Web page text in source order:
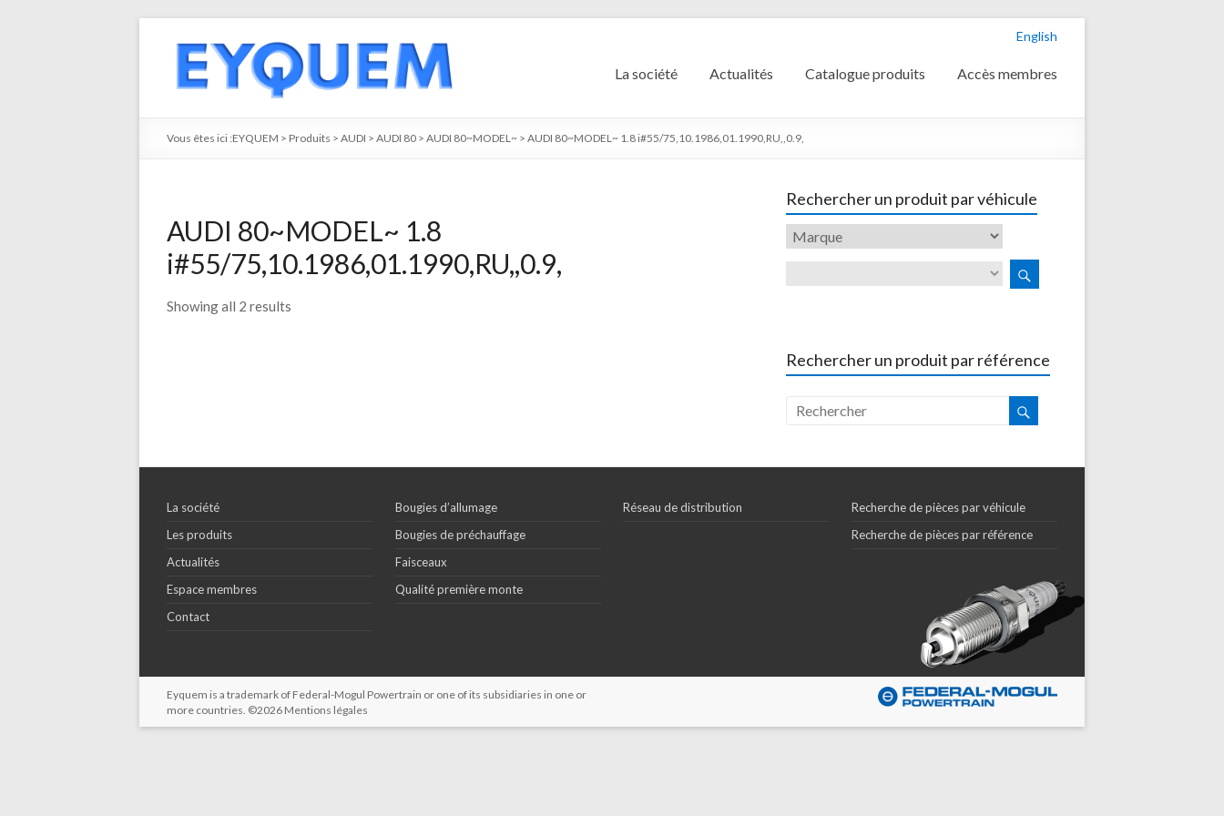
English
La société Actualités Catalogue produits Accès membres
Vous êtes ici :EYQUEM > Produits > AUDI > AUDI 80 > AUDI 80~MODEL~ > AUDI 80~MODEL~ 1.8 i#55/75,10.1986,01.1990,RU,,0.9,
AUDI 80~MODEL~ 1.8
i#55/75,10.1986,01.1990,RU,,0.9,
Showing all 2 results
Rechercher un produit par véhicule
Rechercher un produit par référence
La société
Les produits
Actualités
Espace membres
Contact
Bougies d’allumage
Bougies de préchauffage
Faisceaux
Qualité première monte
Réseau de distribution
Recherche de pièces par véhicule
Recherche de pièces par référence
Eyquem is a trademark of Federal-Mogul Powertrain or one of its subsidiaries in one or
more countries. ©2026 Mentions légales